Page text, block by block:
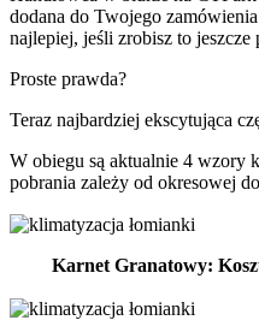
dodana do Twojego
najlepiej, jeśli zrobisz to jeszcze
Proste prawda?
Teraz najbardziej ekscytująca
W obiegu są aktualnie 4 wzory
pobrania zależy od okresowej
Karnet Granatowy: